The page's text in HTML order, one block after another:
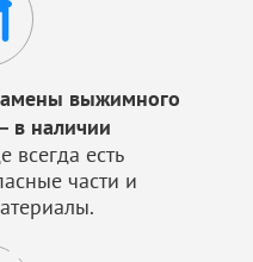
выжимного
наличии
всегда есть
части и